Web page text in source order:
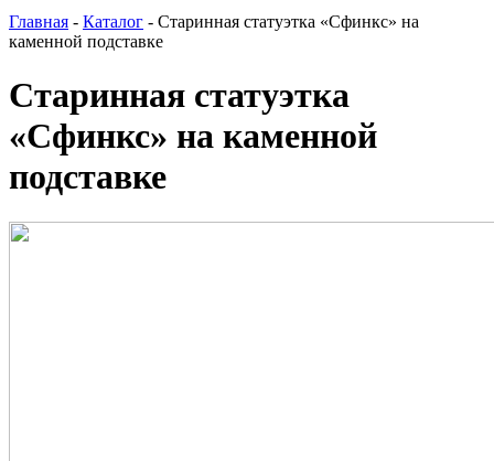
Главная - Каталог - Старинная статуэтка «Сфинкс» на
каменной подставке
Старинная статуэтка
«Сфинкс» на каменной
подставке